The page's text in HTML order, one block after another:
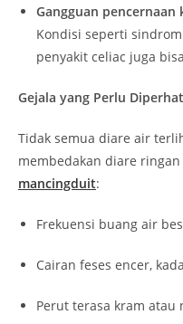
Gangguan pencernaan
Kondisi seperti
penyakit celiac juga
Gejala yang Perlu
Tidak semua diare air
membedakan diare
mancingduit:
Frekuensi buang air
Cairan feses encer,
Perut terasa kram atau